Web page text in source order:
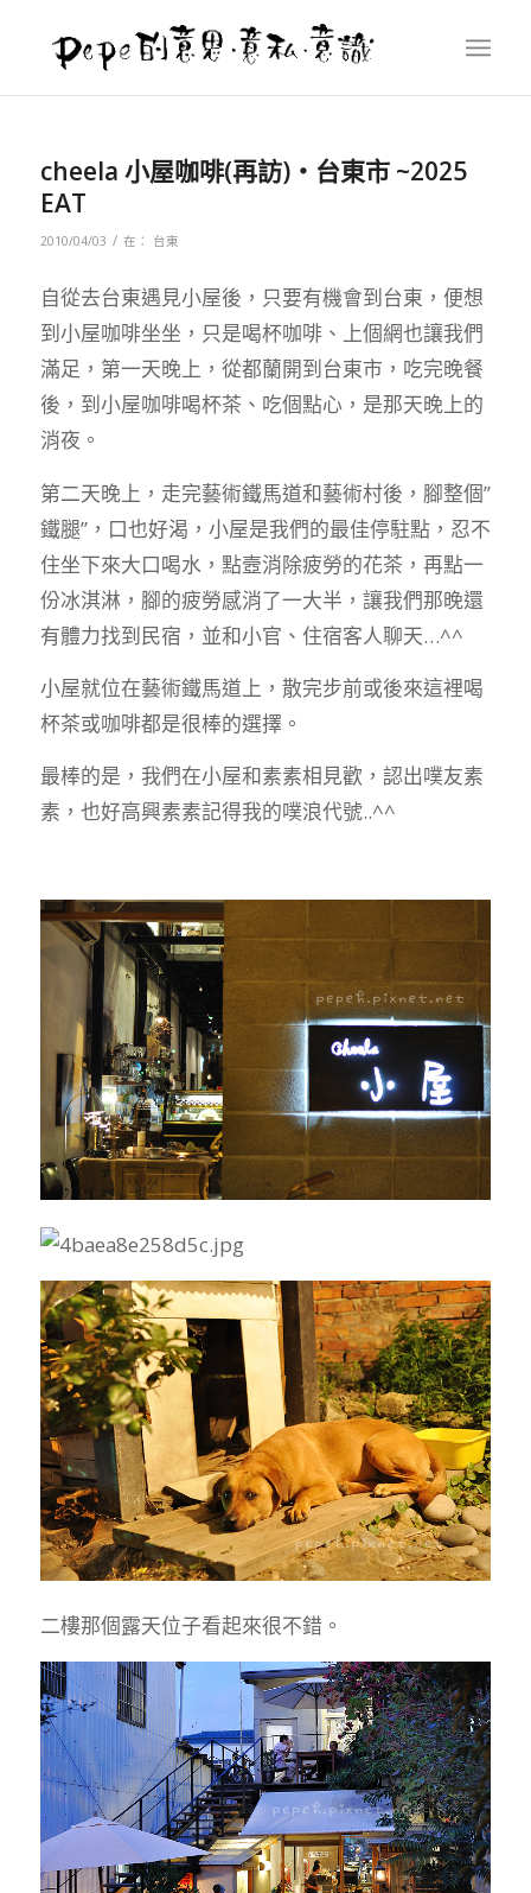
cheela 小屋咖啡(再訪)‧台東市 ~2025
EAT
2010/04/03 / 在： 台東
自從去台東遇見小屋後，只要有機會到台東，便想
到小屋咖啡坐坐，只是喝杯咖啡、上個網也讓我們
滿足，第一天晚上，從都蘭開到台東市，吃完晚餐
後，到小屋咖啡喝杯茶、吃個點心，是那天晚上的
消夜。
第二天晚上，走完藝術鐵馬道和藝術村後，腳整個”
鐵腿”，口也好渴，小屋是我們的最佳停駐點，忍不
住坐下來大口喝水，點壼消除疲勞的花茶，再點一
份冰淇淋，腳的疲勞感消了一大半，讓我們那晚還
有體力找到民宿，並和小官、住宿客人聊天…^^
小屋就位在藝術鐵馬道上，散完步前或後來這裡喝
杯茶或咖啡都是很棒的選擇。
最棒的是，我們在小屋和素素相見歡，認出噗友素
素，也好高興素素記得我的噗浪代號..^^
二樓那個露天位子看起來很不錯。